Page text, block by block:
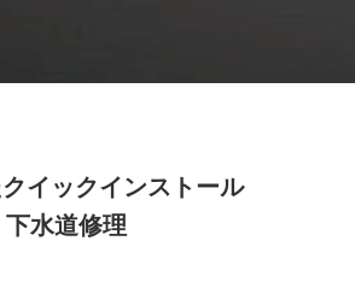
イックインストール
水道修理